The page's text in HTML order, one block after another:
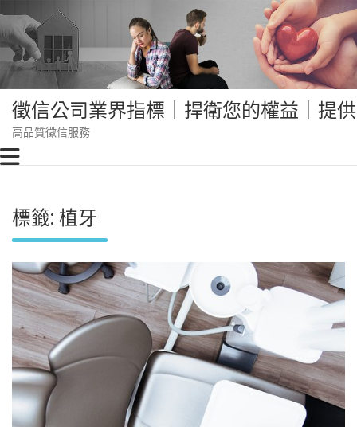
to
content
徵信公司業界指標｜捍衛您的權益｜提
高品質徵信服務
標籤: 植牙